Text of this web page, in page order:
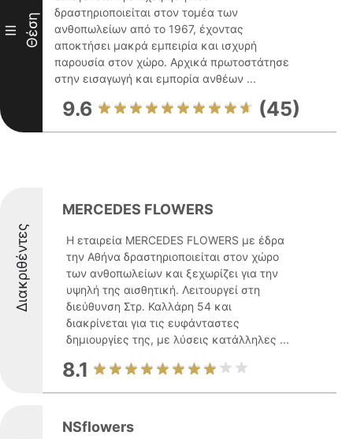
III Θέση
δραστηριοποιείται στον τομέα των
ανθοπωλείων από το 1967, έχοντας
αποκτήσει μακρά εμπειρία και ισχυρή
παρουσία στον χώρο. Αρχικά πρωτοστάτησε
στην εισαγωγή και εμπορία ανθέων ...
9.6 (45)
Διακριθέντες
MERCEDES FLOWERS
Η εταιρεία MERCEDES FLOWERS με έδρα
την Αθήνα δραστηριοποιείται στον χώρο
των ανθοπωλείων και ξεχωρίζει για την
υψηλή της αισθητική. Λειτουργεί στη
διεύθυνση Στρ. Καλλάρη 54 και
διακρίνεται για τις ευφάνταστες
δημιουργίες της, με λύσεις κατάλληλες ...
8.1
NSflowers